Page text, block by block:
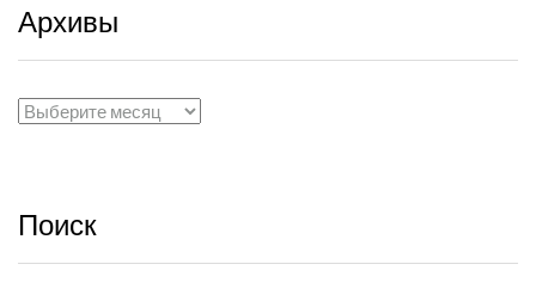
Архивы
Архивы
Поиск